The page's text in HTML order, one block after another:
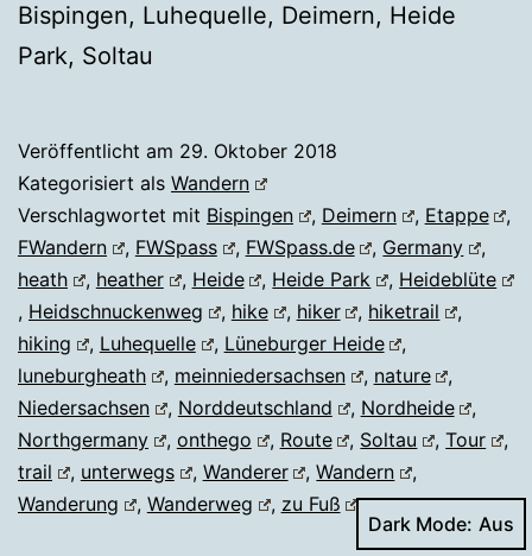
Bispingen, Luhequelle, Deimern, Heide
Park, Soltau
Veröffentlicht am 29. Oktober 2018
Kategorisiert als Wandern
Verschlagwortet mit Bispingen , Deimern , Etappe
,
FWandern
, FWSpass , FWSpass.de , Germany
,
heath
, heather , Heide , Heide Park , Heideblüte
, Heidschnuckenweg , hike , hiker , hiketrail
,
hiking
, Luhequelle , Lüneburger Heide
,
luneburgheath
, meinniedersachsen , nature
,
Niedersachsen
, Norddeutschland , Nordheide
,
Northgermany
, onthego , Route , Soltau ,Tour
,
trail
, unterwegs , Wanderer ,Wandern
,
Wanderung
, Wanderweg , zu Fuß
Dark Mode: